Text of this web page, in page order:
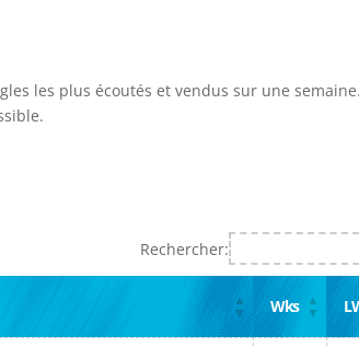
les plus écoutés et vendus sur une
Rechercher:
Wks